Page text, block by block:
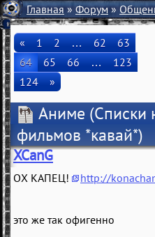
Главная»Форум»
« 1 2 … 62
63
64
65 66 …
123
124
»
Аниме (Списки
фильмов *кавай*)
XCanG
ОХ КАПЕЦ! http://
это же так офигенно